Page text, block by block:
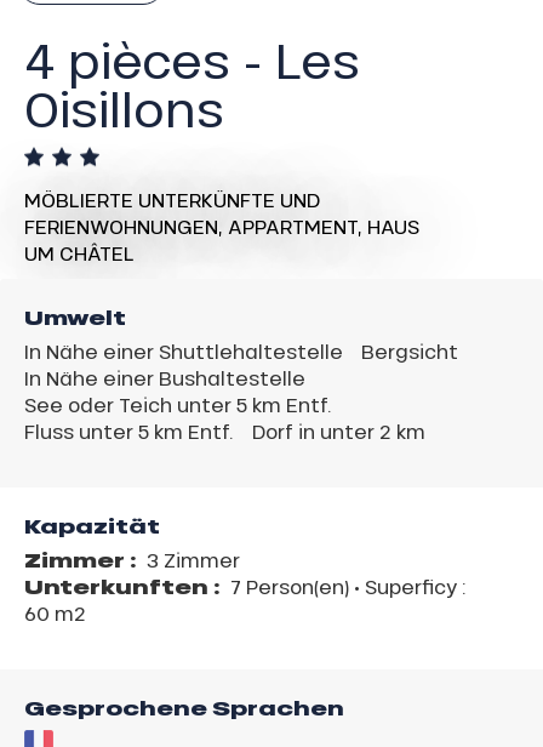
4 pièces - Les
Oisillons
MÖBLIERTE UNTERKÜNFTE UND
FERIENWOHNUNGEN, APPARTMENT, HAUS
UM CHÂTEL
Umwelt
In Nähe einer Shuttlehaltestelle
Bergsicht
In Nähe einer Bushaltestelle
See oder Teich unter 5 km Entf.
Fluss unter 5 km Entf.
Dorf in unter 2 km
Kapazität
Zimmer : 3 Zimmer
Unterkunften : 7 Person(en) • Superficy :
60 m2
Gesprochene Sprachen